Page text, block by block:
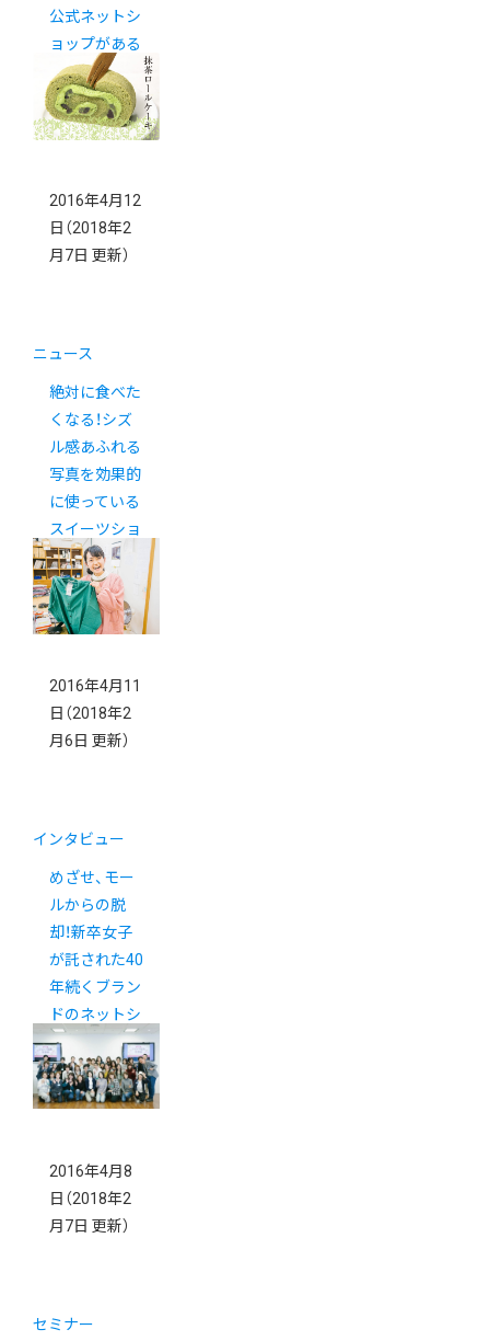
公式ネットシ
ョップがある
べき姿とは？
2016年4月12
日 （2018年2
月7日 更新）
ニュース
絶対に食べた
くなる！シズ
ル感あふれる
写真を効果的
に使っている
スイーツショ
ップ５選
2016年4月11
日 （2018年2
月6日 更新）
インタビュー
めざせ、モー
ルからの脱
却！新卒女子
が託された40
年続くブラン
ドのネットシ
ョップ。
2016年4月8
日 （2018年2
月7日 更新）
セミナー